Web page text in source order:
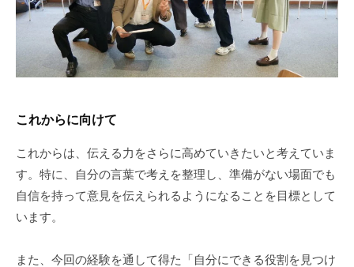
これからに向けて
これからは、伝える力をさらに高めていきたいと考えていま
す。特に、自分の言葉で考えを整理し、準備がない場面でも
自信を持って意見を伝えられるようになることを目標として
います。
また、今回の経験を通して得た「自分にできる役割を見つけ